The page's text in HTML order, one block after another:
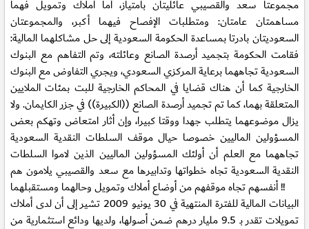
مجموعتا سعد والقصيبي عائليتان بامتياز، أما أملاك وتمويل فهما
مساهمتان عامتان: ومتطلبات الإفصاح فيهما أكبر، والمجموعتان
السعوديتان بادرتا بمساعدة الحكومة السعودية إلى حل مشاكلهما المالية:
فقامت الحكومة بتجميد أرصدة الصانع وعائلته، وتم التفاهم مع البنوك
السعودية تجاههما برعاية المركزي السعودي، ويجري التفاوض مع البنوك
الخارجية كما أن هناك قضايا في المحاكم الخارجية للبت بمئات الملايين
المتعلقة بهما، كما تم تجميد أرصدة الصانع ((الكبيرة)) في جزر الكايمان. ولا
يزال موضوعهما يتطلب جهدا ووقتا كبيرا، وإن أثار امتعاض وتهكم بعض
المسؤولين الماليين خصوصا حيال موقف السلطات النقدية السعودية
تجاههما مع العلم أن أولئك المسؤولين الماليين الذين لاموا السلطات
النقدية السعودية تجاه خطواتها وتدابيرها مع سعد والقصيبي يلامون هم
أنفسهم تجاه موقفهم من أوضاع أملاك وتمويل وحالهما ومستقبلهما !!
البيانات المالية للفترة المنتهية في 30 يونيو 2009 تشير إلى أن لدى أملاك
تمويلات تقدر بـ 9.5 مليار درهم ضمن أصولها، ولديها ودائع استثمارية من